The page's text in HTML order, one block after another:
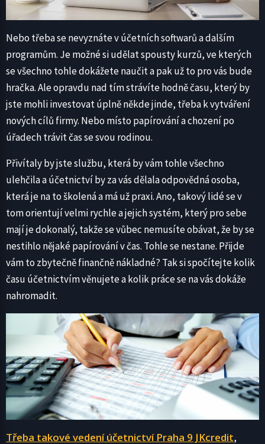
Nebo třeba se nevyznáte v účetních softwarů a dalším
programům. Je možné si udělat spousty kurzů, ve kterých
se všechno tohle dokážete naučit a pak už to pro vás bude
hračka. Ale opravdu nad tím strávíte hodně času, který by
jste mohli investovat úplně někde jinde, třeba k vytváření
nových cílů firmy. Nebo místo papírování a chození po
úřadech trávit čas se svou rodinou.
Přivítaly by jste službu, která by vám tohle všechno
ulehčila a účetnictví by za vás dělala odpovědná osoba,
která je na to školená a má už praxi. Ano, takový lidé se v
tom orientují velmi rychle a jejich systém, který pro sebe
mají je dokonalý, takže se vůbec nemusíte obávat, že by se
nestihlo nějaké papírování v čas. Tohle se nestane. Přijde
vám to zbytečně finančně nákladné? Tak si spočítejte kolik
času účetnictvím věnujete a kolik práce se na vás dokáže
nahromadit.
Třeba takové vedení účetnictví Praha 9 JKcredit,